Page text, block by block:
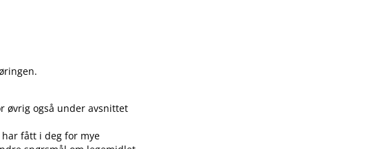
øvrig også under avsnittet
fått i deg for mye